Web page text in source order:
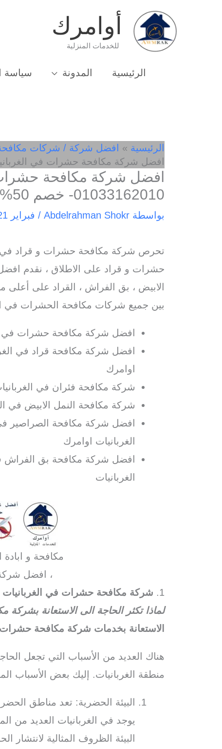
أوامرك
للخدمات المنزلية
الرئيسية المدونة سياسة
الرئيسية
افضل شركة / شركات
افضل شركة مكافحة حشرات في الغربانيات 01033162010-
افضل شركة مكافحة
01033162010- خصم 50%
بواسطة Abdelrahman Shokr
/ فبراير 21, 2025
تحرص شركة مكافحة حشرات و قراد في
حشرات و قراد على الاطلاق ، نقدم
الابيض ، بق الفراش ، القراد على أعلى
بين جميع شركات مكافحة الحشرات في
افضل شركة مكافحة حشرات في
افضل شركة مكافحة قراد في
اوامرك
شركة مكافحة فئران في
شركة مكافحة النمل الابيض في
افضل شركة مكافحة الصراصير
الغربانيات اوامرك
افضل شركة مكافحة بق الفراش
الغربانيات
مكافحة و
، افضل
1.
شركة مكافحة حشرات في الغربانيات
لماذا تكثر الحاجة الى الاستعانة
الاستعانة بخدمات شركة مكافحة
هناك العديد من الأسباب التي تجعل
منطقة الغربانيات. إليك بعض الأسباب
البيئة الحضرية: تعد مناطق
يوجد في الغربانيات العديد من
البيئة الظروف المثالية